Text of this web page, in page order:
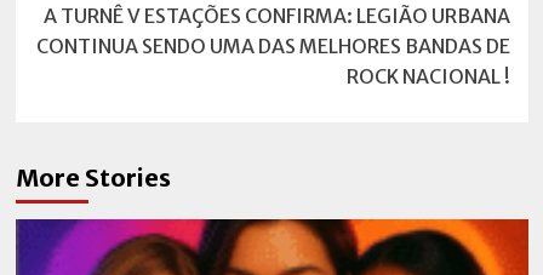
A TURNÊ V ESTAÇÕES CONFIRMA: LEGIÃO URBANA
CONTINUA SENDO UMA DAS MELHORES BANDAS DE
ROCK NACIONAL !
More Stories